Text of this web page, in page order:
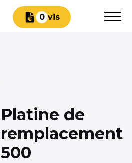
Devis
0
Platine de
remplacement
500